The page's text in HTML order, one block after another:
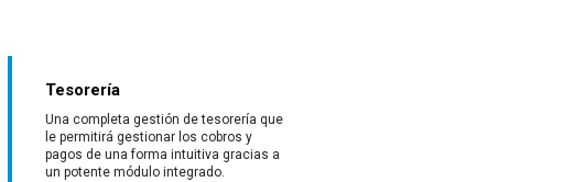
Tesorería
Una completa gestión de tesorería que
le permitirá gestionar los cobros y
pagos de una forma intuitiva gracias a
un potente módulo integrado.